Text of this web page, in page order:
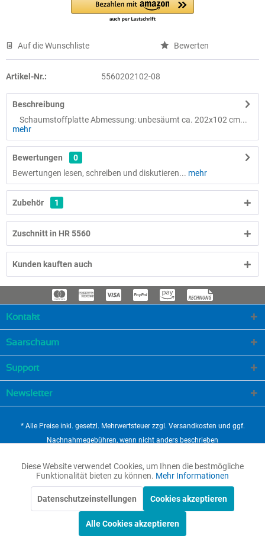
Auf die Wunschliste Bewerten
Artikel-Nr.: 5560202102-08
Beschreibung
Schaumstoffplatte Abmessung: unbesäumt ca. 202x102 cm...
mehr
Bewertungen
0
Bewertungen lesen, schreiben und diskutieren... mehr
Zubehör 1
Zuschnitt in HR 5560
Kunden kauften auch
Kontakt
Saarschaum
Support
Newsletter
* Alle Preise inkl. gesetzl. Mehrwertsteuer zzgl. Versandkosten und ggf.
Nachnahmegebühren, wenn nicht anders beschrieben
Cookie-Einstellungen Newsletter Anfahrt
Versandkosten, Lieferung Widerrufsbelehrung & Widerrufsformular
Über uns – Ihre Experten für Schaumstoffe seit über 30 Jahren
AGB & Kundeninformationen Händlerregistrierung
Datenschutzerklärung
Funktionale Aktiv
Marketing Aktiv
Diese Website verwendet Cookies, um Ihnen die bestmögliche
Funktionalität bieten zu können. Mehr Informationen
Datenschutzeinstellungen Cookies akzeptieren
Alle Cookies akzeptieren